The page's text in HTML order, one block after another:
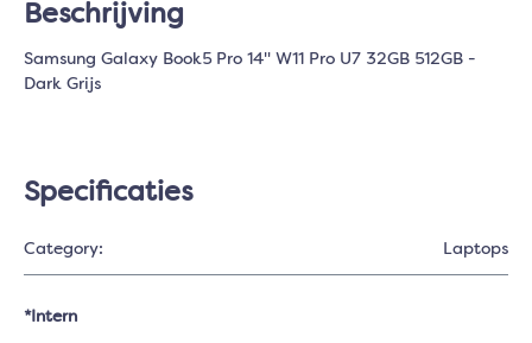
Beschrijving
Samsung Galaxy Book5 Pro 14" W11 Pro U7 32GB 512GB -
Dark Grijs
Specificaties
Category: Laptops
*Intern